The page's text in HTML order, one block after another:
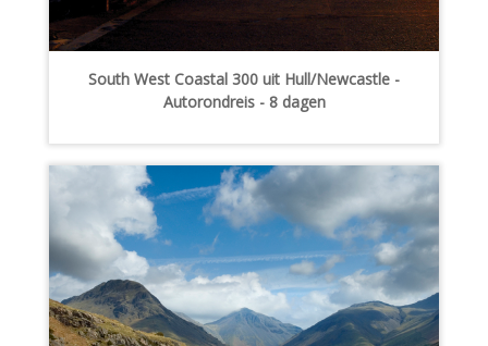
South West Coastal 300 uit Hull/Newcastle -
Autorondreis - 8 dagen